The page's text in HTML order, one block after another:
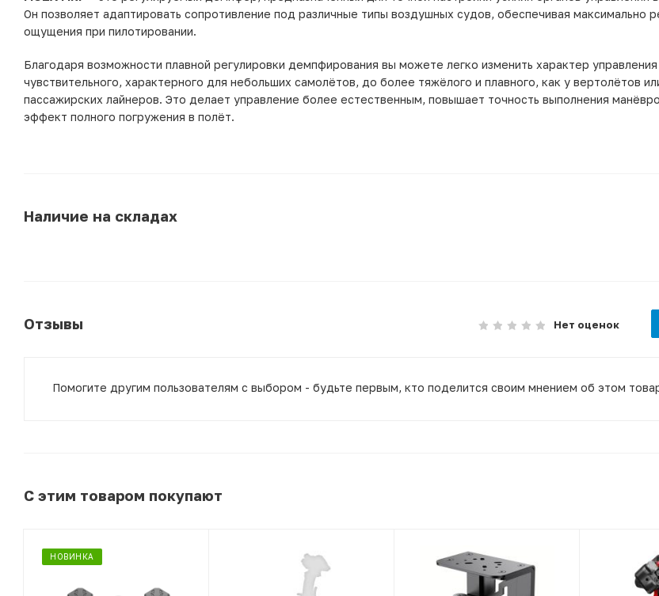
Он позволяет адаптировать сопротивление под различные типы воздушных судов, обеспечивая максимально
ощущения при пилотировании.
Благодаря возможности плавной регулировки демпфирования вы можете легко изменить характер управления
чувствительного, характерного для небольших самолётов, до более тяжёлого и плавного, как у вертолётов
пассажирских лайнеров. Это делает управление более естественным, повышает точность выполнения
эффект полного погружения в полёт.
Наличие на складах
Отзывы Нет оценок
Помогите другим пользователям с выбором - будьте первым, кто поделится своим мнением об этом
С этим товаром покупают
НОВИНКА